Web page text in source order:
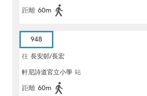
距離 60m
948
往 長安邨/長宏
軒尼詩道官立小學 站
距離 60m